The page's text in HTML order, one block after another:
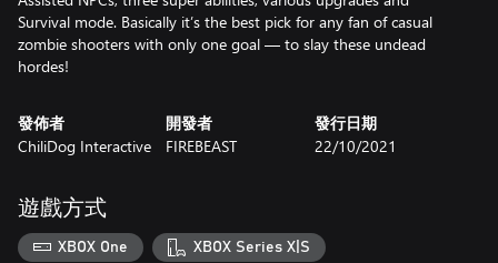
Survival mode. Basically it’s the best pick for any fan of casual
zombie shooters with only one goal — to slay these undead
hordes!
發佈者
ChiliDog Interactive
開發者
FIREBEAST
發行日期
22/10/2021
遊戲方式
XBOX One XBOX Series X|S